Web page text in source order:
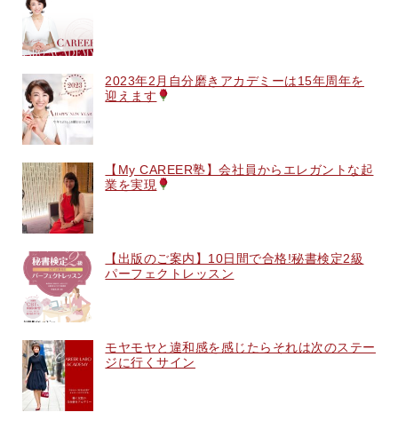
2023年2月自分磨きアカデミーは15年周年を
迎えます
【My CAREER塾】会社員からエレガントな起
業を実現
【出版のご案内】10日間で合格!秘書検定2級
パーフェクトレッスン
モヤモヤと違和感を感じたらそれは次のステー
ジに行くサイン